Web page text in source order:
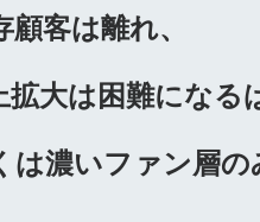
客は離れ、
大は困難になる
は濃いファン層の